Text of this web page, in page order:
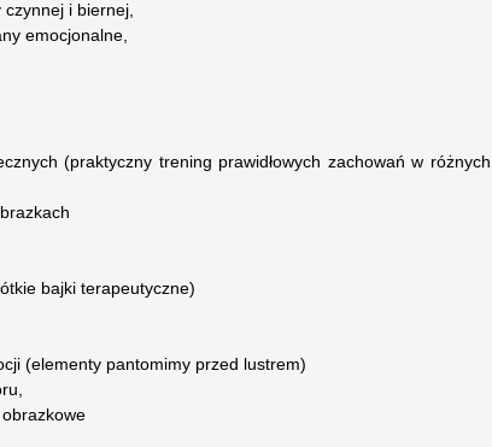
i biernej,
emocjonalne,
(praktyczny trening prawidłowych zachowań w różnych
bajki terapeutyczne)
(elementy pantomimy przed lustrem)